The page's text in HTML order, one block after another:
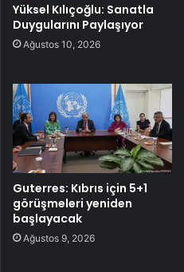
Yüksel Kılıçoğlu: Sanatla
Duygularını Paylaşıyor
Ağustos 10, 2026
Guterres: Kıbrıs için 5+1
görüşmeleri yeniden
başlayacak
Ağustos 9, 2026